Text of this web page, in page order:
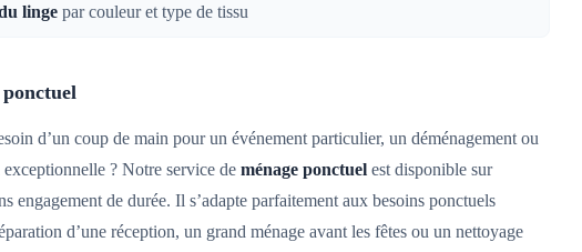
linge par couleur et type de tissu
d’un coup de main pour un événement particulier, un déménagement ou
? Notre service de ménage ponctuel est disponible sur
engagement de durée. Il s’adapte parfaitement aux besoins ponctuels
d’une réception, un grand ménage avant les fêtes ou un nettoyage